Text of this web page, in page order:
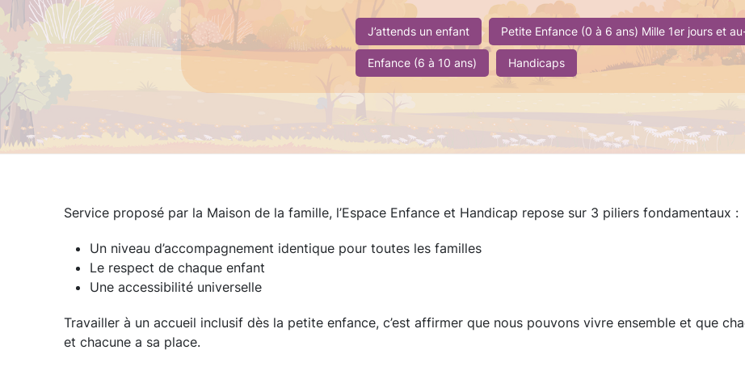
J’attends un enfant Petite Enfance (0 à 6 ans) Mille 1er jours et
Enfance (6 à 10 ans) Handicaps
Service proposé par la Maison de la famille, l’Espace Enfance et Handicap repose sur 3 piliers fondamentaux :
Un niveau d’accompagnement identique pour toutes les familles
Le respect de chaque enfant
Une accessibilité universelle
Travailler à un accueil inclusif dès la petite enfance, c’est affirmer que nous pouvons vivre ensemble et que
et chacune a sa place.